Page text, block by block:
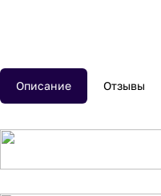
Описание Отзывы